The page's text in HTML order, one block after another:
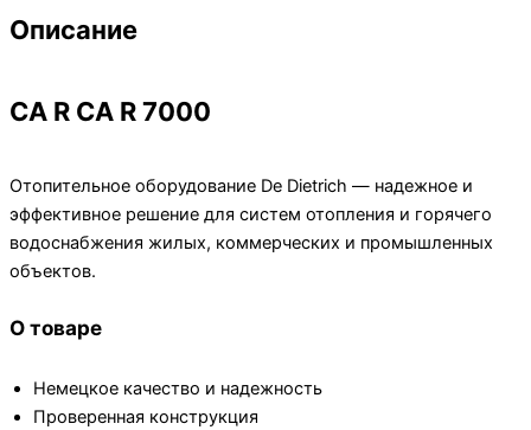
Описание
CA R CA R 7000
Отопительное оборудование De Dietrich — надежное и
эффективное решение для систем отопления и горячего
водоснабжения жилых, коммерческих и промышленных
объектов.
О товаре
Немецкое качество и надежность
Проверенная конструкция